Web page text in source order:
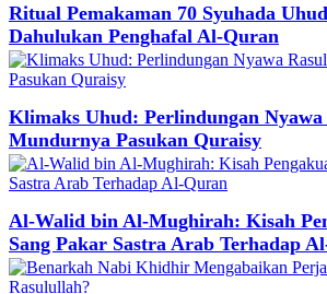
Ritual Pemakaman 70 Syuhada
Dahulukan Penghafal Al-Quran
Klimaks Uhud: Perlindungan Nyawa
Mundurnya Pasukan Quraisy
Al-Walid bin Al-Mughirah: Kisah
Sang Pakar Sastra Arab Terhadap